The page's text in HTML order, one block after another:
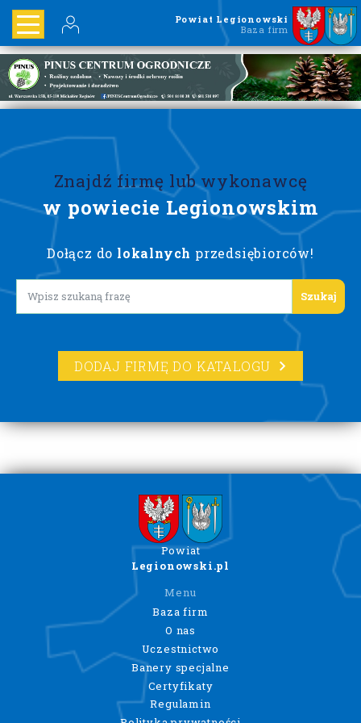
Powiat Legionowski
Baza firm
Znajdź firmę lub wykonawcę
w powiecie Legionowskim
Dołącz do lokalnych przedsiębiorców!
Lorem ipsum
DODAJ FIRMĘ DO KATALOGU
Powiat
Legionowski.pl
Menu
Baza firm
O nas
Uczestnictwo
Banery specjalne
Certyfikaty
Regulamin